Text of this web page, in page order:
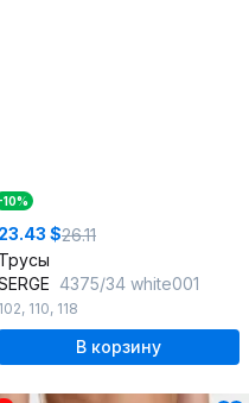
-10%
23.43 $26.11
Трусы
4375/34 white001
102, 110, 118
В корзину